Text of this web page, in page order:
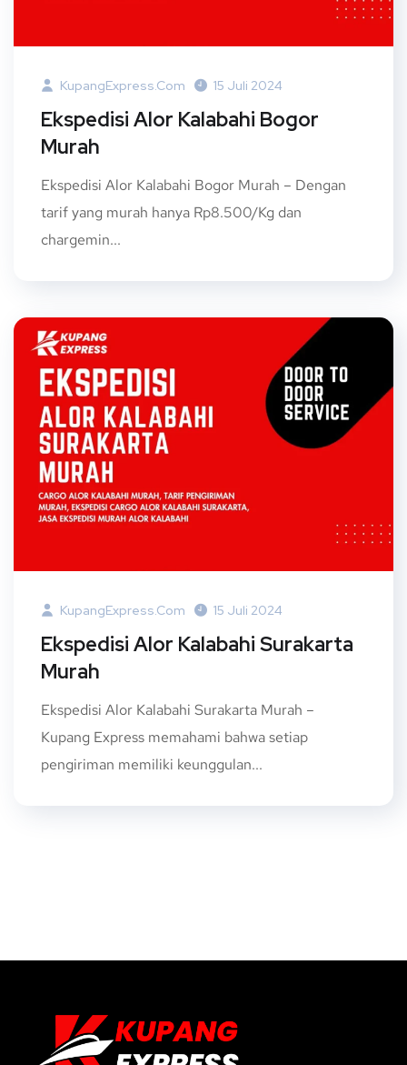
KupangExpress.com 15 Juli 2024
Ekspedisi Alor Kalabahi Bogor
Murah
Ekspedisi Alor Kalabahi Bogor Murah – Dengan
tarif yang murah hanya Rp8.500/Kg dan
chargemin...
KupangExpress.com 15 Juli 2024
Ekspedisi Alor Kalabahi Surakarta
Murah
Ekspedisi Alor Kalabahi Surakarta Murah –
Kupang Express memahami bahwa setiap
pengiriman memiliki keunggulan...